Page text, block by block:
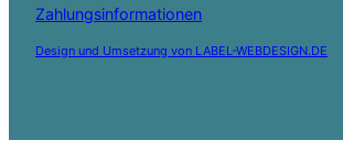
Zahlungsinformationen
Design und Umsetzung von LABEL-WEBDESIGN.DE